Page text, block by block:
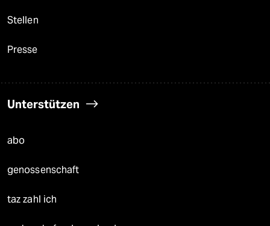
Stellen
Presse
Unterstützen
abo
genossenschaft
taz zahl ich